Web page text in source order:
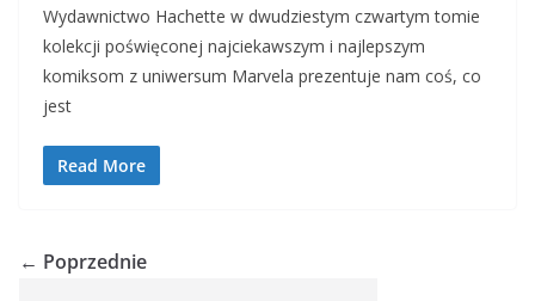
Wydawnictwo Hachette w dwudziestym czwartym tomie
kolekcji poświęconej najciekawszym i najlepszym
komiksom z uniwersum Marvela prezentuje nam coś, co
jest
Read More
← Poprzednie